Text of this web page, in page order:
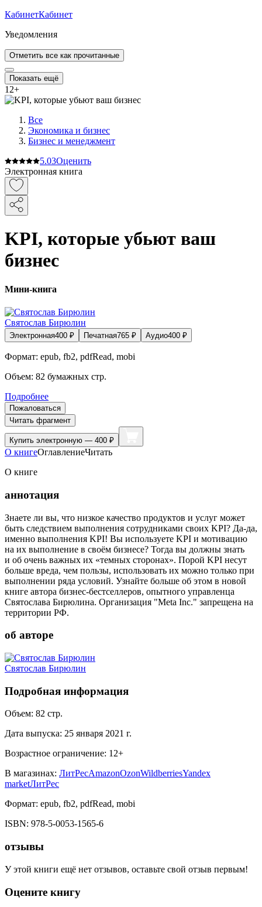
КабинетКабинет
Уведомления
Отметить все как прочитанные
Показать ещё
12+
Все
Экономика и бизнес
Бизнес и менеджмент
5.03Оценить
Электронная книга
KPI, которые убьют ваш
бизнес
Мини-книга
Святослав Бирюлин
Электронная400 ₽ Печатная765 ₽ Аудио400 ₽
Формат: epub, fb2, pdfRead, mobi
Объем: 82 бумажных стр.
Подробнее
Пожаловаться
Читать фрагмент
Купить электронную — 400 ₽
О книгеОглавлениеЧитать
О книге
аннотация
Знаете ли вы, что низкое качество продуктов и услуг может
быть следствием выполнения сотрудниками своих KPI? Да-да,
именно выполнения KPI! Вы используете KPI и мотивацию
на их выполнение в своём бизнесе? Тогда вы должны знать
и об очень важных их «темных сторонах». Порой KPI несут
больше вреда, чем пользы, использовать их можно только при
выполнении ряда условий. Узнайте больше об этом в новой
книге автора бизнес-бестселлеров, опытного управленца
Святослава Бирюлина. Организация "Meta Inc." запрещена на
территории РФ.
об авторе
Святослав Бирюлин
Подробная информация
Объем: 82 стр.
Дата выпуска: 25 января 2021 г.
Возрастное ограничение: 12+
В магазинах: ЛитРесAmazonOzonWildberriesYandex
marketЛитРес
Формат: epub, fb2, pdfRead, mobi
ISBN: 978-5-0053-1565-6
отзывы
У этой книги ещё нет отзывов, оставьте свой отзыв первым!
Оцените книгу